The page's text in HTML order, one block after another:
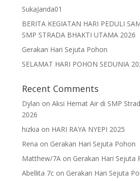
SukaJanda01
BERITA KEGIATAN HARI PEDULI
SMP STRADA BHAKTI UTAMA 2026
Gerakan Hari Sejuta Pohon
SELAMAT HARI POHON SEDUNIA
Recent Comments
Dylan on Aksi Hemat Air di SMP
2026
hizkia on HARI RAYA NYEPI 2025
Rena on Gerakan Hari Sejuta Pohon
Matthew/7Aon Gerakan Hari Sejuta
Abellita 7con Gerakan Hari Sejuta